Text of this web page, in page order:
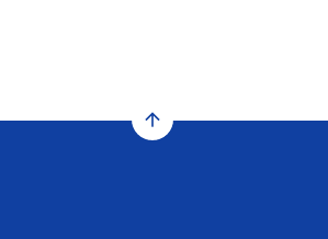
arrow_upward